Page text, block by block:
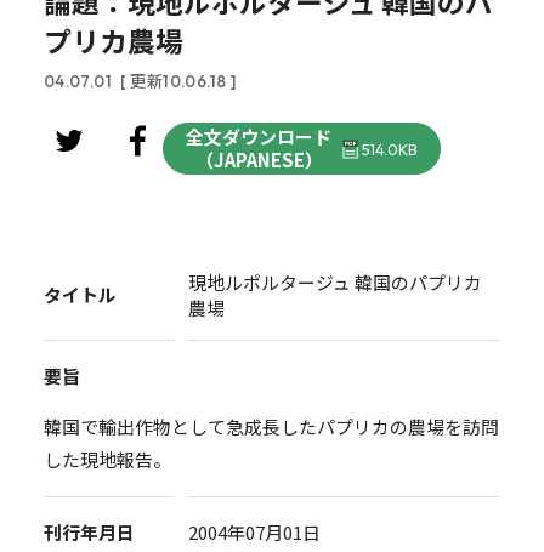
プリカ農場
04.07.01 [ 更新10.06.18 ]
全文ダウンロード
（JAPANESE）
514.0KB
タイトル
現地ルポルタージュ 韓国のパプリカ
農場
要旨
韓国で輸出作物として急成長したパプリカの農場を訪問
した現地報告。
刊行年月日 2004年07月01日